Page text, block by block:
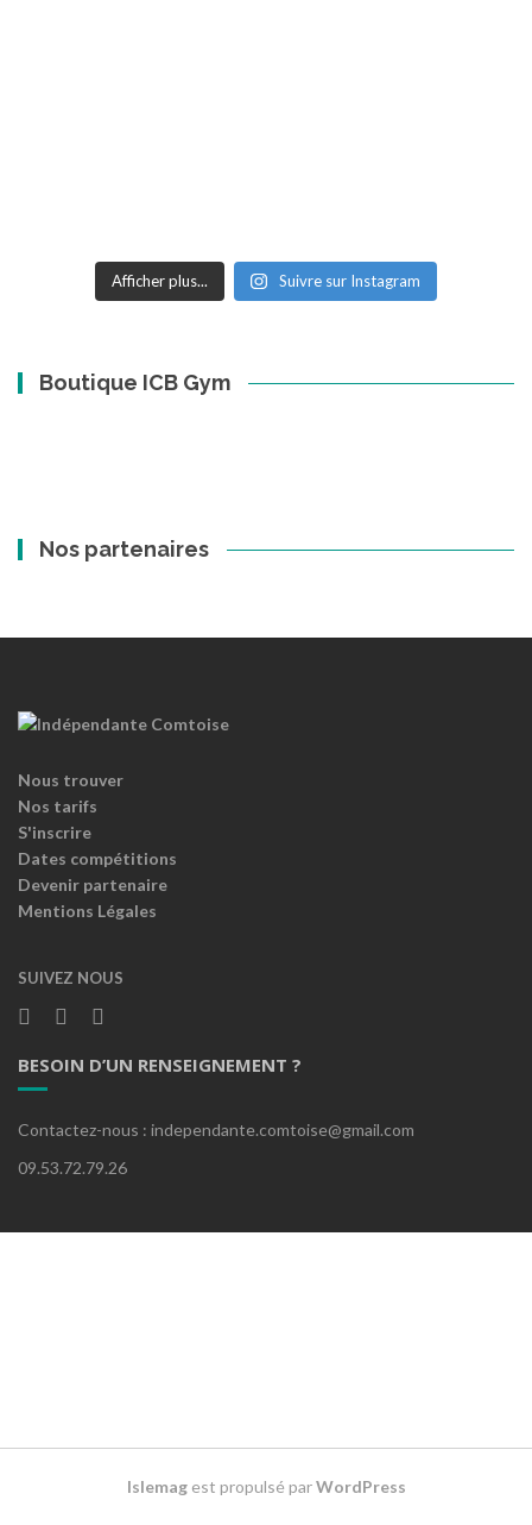
Afficher plus... Suivre sur Instagram
Boutique ICB Gym
Nos partenaires
Nous trouver
Nos tarifs
S'inscrire
Dates compétitions
Devenir partenaire
Mentions Légales
SUIVEZ NOUS
BESOIN D’UN RENSEIGNEMENT ?
Contactez-nous : independante.comtoise@gmail.com
09.53.72.79.26
Islemagest propulsé parWordPress